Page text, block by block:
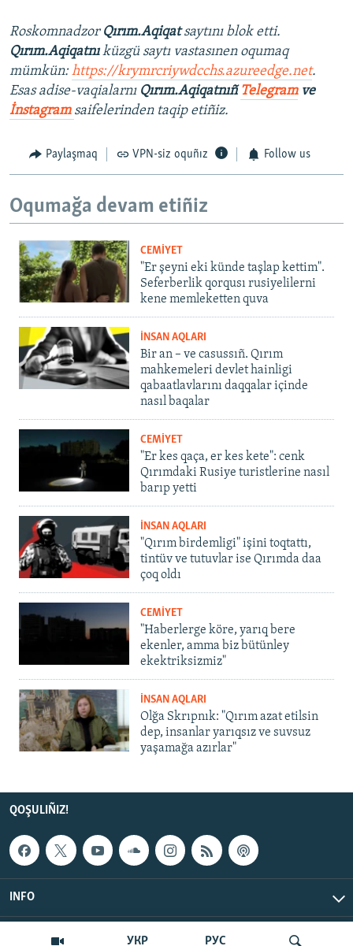
УКР РУС
Roskomnadzor Qırım.Aqiqatsaytını blok etti.
Qırım.Aqiqatnıküzgü saytı vastasınen oqumaq
mümkün:https://krymrcriywdcchs.azureedge.net.
Esas adise-vaqialarnı Qırım.Aqiqatnıñ Telegramve
İnstagram saifelerinden taqip etiñiz.
Paylaşmaq VPN-siz oquñız Follow us
Oqumağa devam etiñiz
CEMİYET
"Er şeyni eki künde taşlap kettim".
Seferberlik qorqusı rusiyelilerni
kene memleketten quva
İNSAN AQLARI
Bir an – ve casussıñ. Qırım
mahkemeleri devlet hainligi
qabaatlavlarını daqqalar içinde
nasıl baqalar
CEMİYET
"Er kes qaça, er kes kete": cenk
Qırımdaki Rusiye turistlerine nasıl
barıp yetti
İNSAN AQLARI
"Qırım birdemligi" işini toqtattı,
tintüv ve tutuvlar ise Qırımda daa
çoq oldı
CEMİYET
"Haberlerge köre, yarıq bere
ekenler, amma biz bütünley
ekektriksizmiz"
İNSAN AQLARI
Olğa Skrıpnık: "Qırım azat etilsin
dep, insanlar yarıqsız ve suvsuz
yaşamağa azırlar"
QOŞULIÑIZ!
INFO
© Qırım.Aqiqat, 2026 | All Rights Reserved.